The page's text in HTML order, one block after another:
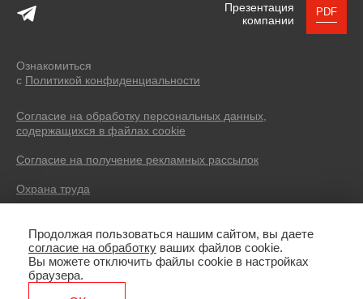
Презентация
компании
PDF
Ознакомиться
с Политикой конфиденциальности
Согласие на обработку персональных данных,
содержащихся в файлах cookie
Согласие на получение рекламных рассылок
Охрана труда
© 2004 — 2026 SEVERIN DEVELOPMENT.
Все права защищены. Все фотоматериалы, размещенные на
сайте, имеют лицензии, не являются рекламой, носят
иллюстративный характер. Копирование текстов без указания
Продолжая пользоваться нашим сайтом, вы даете
согласие на обработку ваших файлов cookie.
Вы можете отключить файлы cookie в настройках
браузера.